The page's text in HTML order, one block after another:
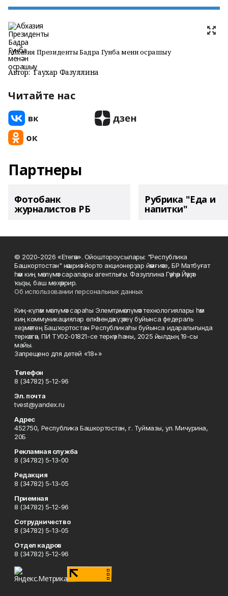
Абхазия Президенты Бадра Гунба менән осрашыу
Автор: Гаухар Фазуллина
Читайте нас
Партнеры
Фотобанк
журналистов РБ
Рубрика "Еда и
напитки"
© 2020-2026 «Етегән». Ойоштороусылары: "Республика
Башкортостан" нәшриәт йорто акционерҙар йәмғиәте, БР Матбуғат
һәм киң мәғлүмәт саралары агентлығы. Фазуллина Гәүһәр Йәүҙәт
ҡыҙы, баш мөхәррир.
Об использовании персональных данных
Киң-күләм мәғлүмәт сараһы Элемтә, мәғлүмәт технологиялары һәм
киң коммуникациялар өлкәһендә күҙәтеү буйынса федераль
хеҙмәттең Башҡортостан Республикаһы буйынса идаралығында
теркәлгән, ПИ ТУ02-01821-се теркәү һаны, 2025 йылдың 19-сы
майы.
Запрещено для детей «18+»
Телефон
8 (34782) 5-12-96
Эл. почта
tvest@yandex.ru
Адрес
452750, Республика Башкортостан, г. Туймазы, ул. Мичурина,
20Б
Рекламная служба
8 (34782) 5-13-00
Редакция
8 (34782) 5-13-05
Приемная
8 (34782) 5-12-96
Сотрудничество
8 (34782) 5-13-05
Отдел кадров
8 (34782) 5-12-96